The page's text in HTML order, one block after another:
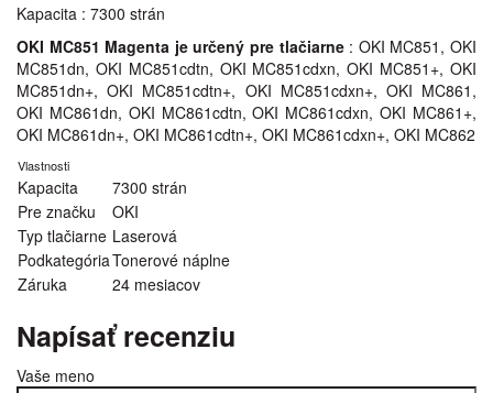
Kapacita : 7300 strán
OKI MC851 Magenta je určený pre tlačiarne : OKI MC851, OKI
MC851dn, OKI MC851cdtn, OKI MC851cdxn, OKI MC851+, OKI
MC851dn+, OKI MC851cdtn+, OKI MC851cdxn+, OKI MC861,
OKI MC861dn, OKI MC861cdtn, OKI MC861cdxn, OKI MC861+,
OKI MC861dn+, OKI MC861cdtn+, OKI MC861cdxn+, OKI MC862
Vlastnosti
Kapacita
7300 strán
Pre značku
OKI
Typ tlačiarne Laserová
PodkategóriaTonerové náplne
Záruka
24 mesiacov
Napísať recenziu
Vaše meno